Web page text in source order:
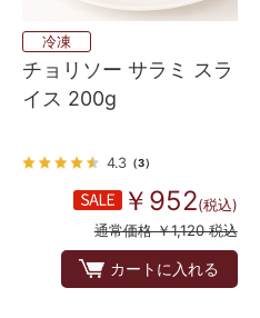
冷凍
チョリソー サラミ スラ
イス 200g
4.3（3）
￥952(税込)
通常価格 ￥1,120 税込
カートに入れる